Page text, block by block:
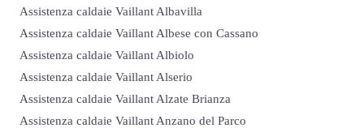
Assistenza caldaie Vaillant Albavilla
Assistenza caldaie Vaillant Albese con Cassano
Assistenza caldaie Vaillant Albiolo
Assistenza caldaie Vaillant Alserio
Assistenza caldaie Vaillant Alzate Brianza
Assistenza caldaie Vaillant Anzano del Parco